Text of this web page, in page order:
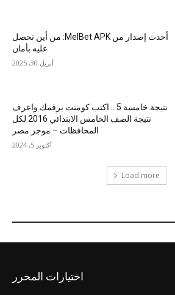
أحدث إصدار من MelBet APK: من أين تحصل
عليه بأمان
أبريل 30, 2025
نتيجة خامسة 5 .. اكتب كومنت برقمك واعرف
نتيجة الصف الخامس الابتدائي 2016 لكل
المحافظات – موجز مصر
أكتوبر 5, 2024
Load more
اختيارات المحرر